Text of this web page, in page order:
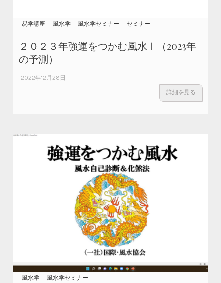
易学講座 風水学 風水学セミナー セミナー
２０２３年強運をつかむ風水Ⅰ（2023年
の予測）
2022年12月28日
詳細を見る
風水学 風水学セミナー